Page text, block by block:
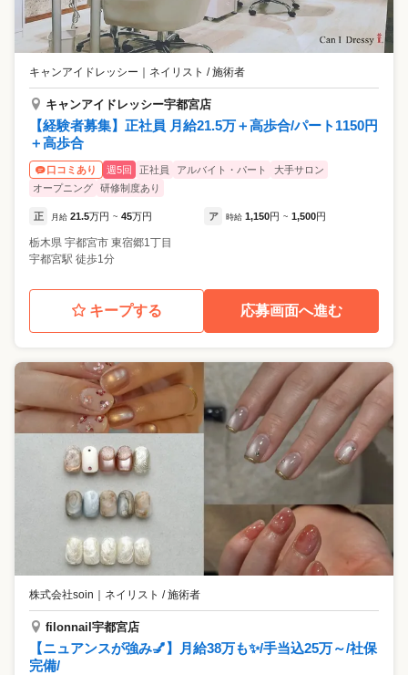
キャンアイドレッシー ネイリスト / 施術者
キャンアイドレッシー宇都宮店
【経験者募集】正社員 月給21.5万＋高歩合/パート1150円
＋高歩合
口コミあり 週5回 正社員 アルバイト・パート
大手サロン
オープニング
研修制度あり
正 月給 21.5万円 ~ 45万円 ア 時給 1,150円 ~ 1,500円
栃木県 宇都宮市 東宿郷1丁目
宇都宮駅 徒歩1分
キープする 応募画面へ進む
株式会社soin ネイリスト / 施術者
filonnail宇都宮店
【ニュアンスが強み💅】月給38万も✨/手当込25万～/社保
完備/